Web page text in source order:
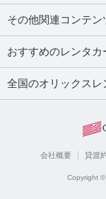
その他関連コンテン
おすすめのレンタカ
全国のオリックス
会社概要 貸渡
Copyright ©